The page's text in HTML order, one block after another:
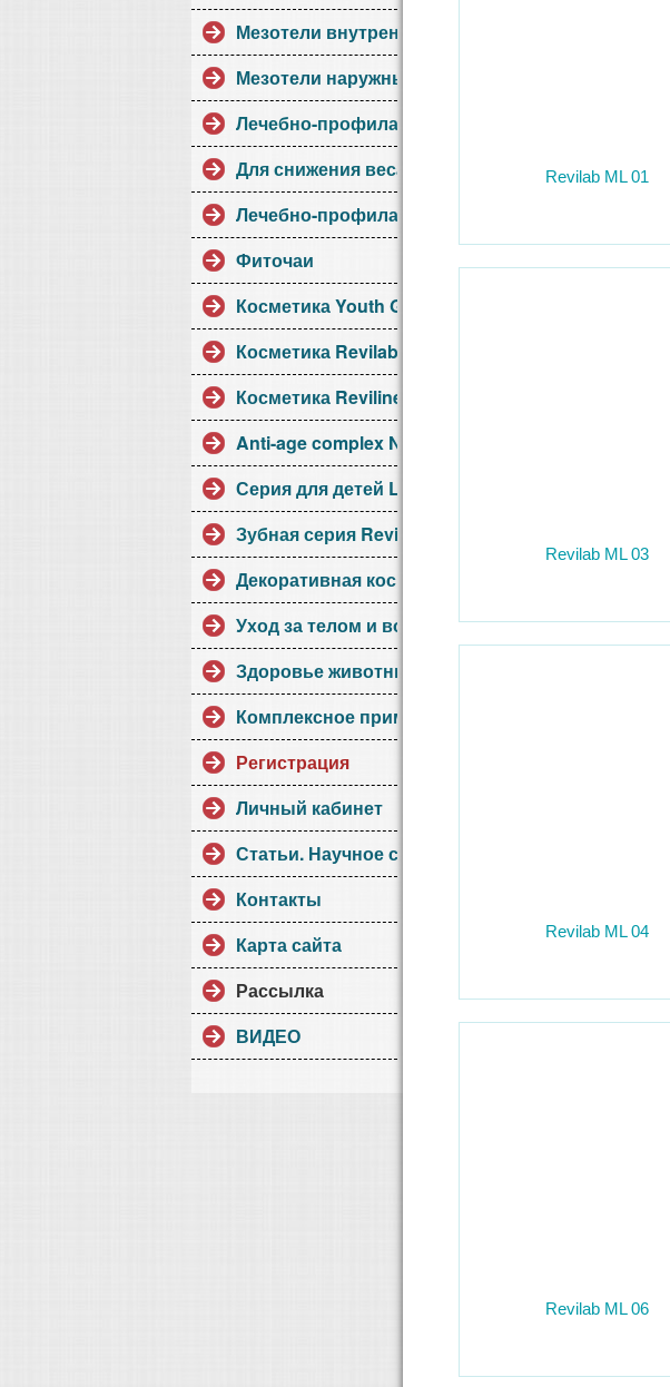
Мезотели внутренние
Мезотели наружные
Лечебно-профилактические
Для снижения веса
Лечебно-профилактические1
Фиточаи
Косметика Youth Gems
Косметика Revilab
Косметика Reviline
Anti-age complex NB
Серия для детей Little Collection
Зубная серия Revidont
Декоративная косметика.
Уход за телом и волосами
Здоровье животных
Комплексное применение
Регистрация
Личный кабинет
Статьи. Научное сотрудничество
Контакты
Карта сайта
Рассылка
ВИДЕО
Revilab ML 01
Revilab ML 03
Revilab ML 04
Revilab ML 06